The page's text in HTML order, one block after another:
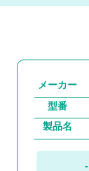
メーカー
型番
製品名
-